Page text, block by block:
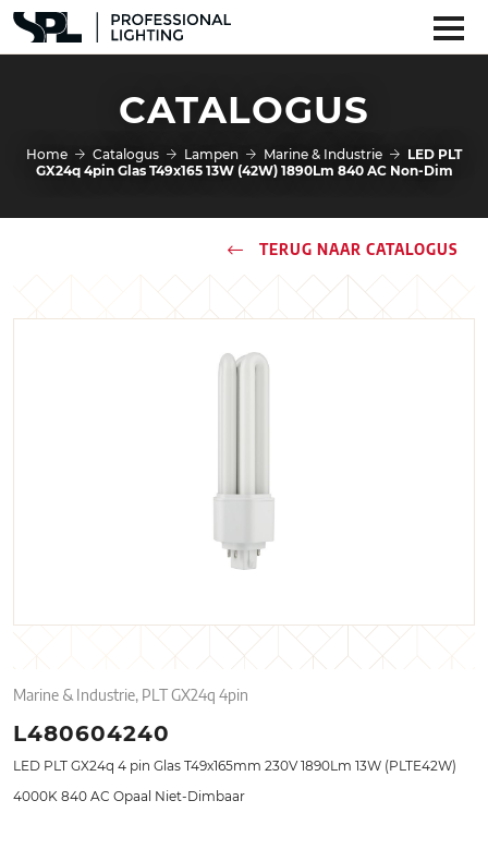
CATALOGUS
Home Catalogus Lampen Marine & Industrie
LED PLT
GX24q 4pin Glas T49x165 13W (42W) 1890Lm 840 AC Non-Dim
TERUG NAAR CATALOGUS
Marine & Industrie, PLT GX24q 4pin
L480604240
LED PLT GX24q 4 pin Glas T49x165mm 230V 1890Lm 13W (PLTE42W)
4000K 840 AC Opaal Niet-Dimbaar